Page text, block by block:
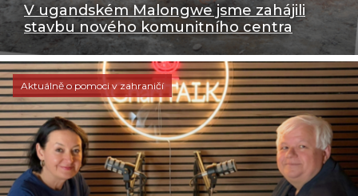
V ugandském Malongwe jsme zahájili
stavbu nového komunitního centra
Aktuálně o pomoci v zahraničí